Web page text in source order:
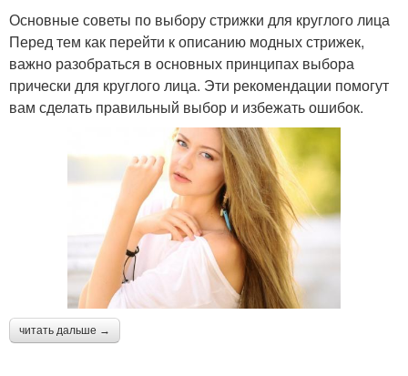
Основные советы по выбору стрижки для круглого лица
Перед тем как перейти к описанию модных стрижек,
важно разобраться в основных принципах выбора
прически для круглого лица. Эти рекомендации помогут
вам сделать правильный выбор и избежать ошибок.
читать дальше →